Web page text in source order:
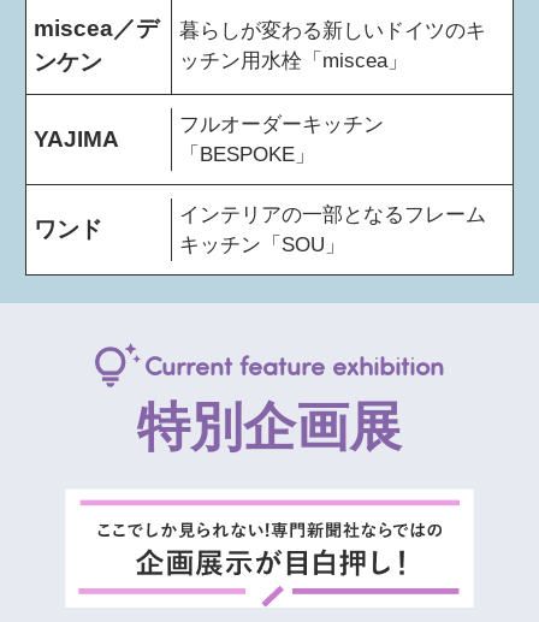
miscea／デ
ンケン
暮らしが変わる新しいドイツのキ
ッチン用水栓「miscea」
YAJIMA
フルオーダーキッチン
「BESPOKE」
ワンド
インテリアの一部となるフレーム
キッチン「SOU」
Current feature exhibition
特別企画展